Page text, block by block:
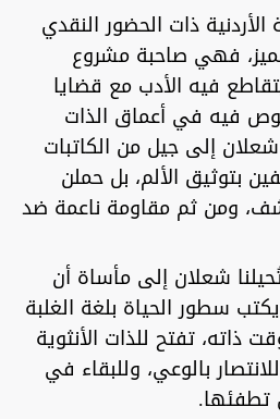
ذات الحضور النقدي
فهي صاحبة مشروع
فيه الأدب مع قضايا
فيه في أعماق الذات
شعلان إلى جيل من الكاتبات
بتوثيق الألم، بل حملن
ومن ثم مقاومة ناعمة ضد
شعلان إلى مأساة أن
سطور الحياة بلغة الغلبة
ذاته، تفتح للذات الأنثوية
بالوعي، وللبقاء في
تطفئها.